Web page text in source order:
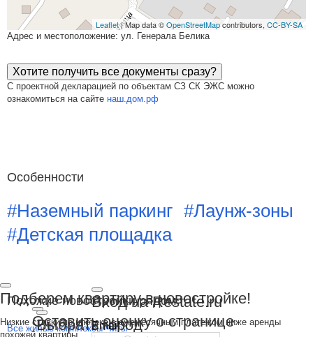
Выбрать город
Вход на Restate.ru
Email
Leaflet| Map data ©OpenStreetMapcontributors, CC-BY-SA
Адрес и местоположение: ул. Генерала Белика
Хотите получить все документы сразу?
С проектной декларацией по объектам СЗ СК ЭЖС можно
ознакомиться на сайте наш.дом.рф
Особенности
#Наземный паркинг #Лаунж-зоны
#Детская площадка
Похожие новостройки рядом
Все жилые комплексы Читы
Подберем квартиру в новостройке!
Низкие ставки по ипотеке с ежемесячным платежом ниже аренды
похожей квартиры.
Оставить оценку о странице